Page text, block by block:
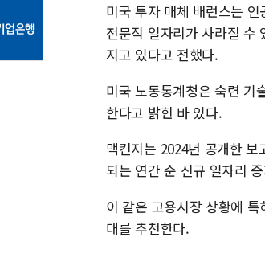
미국 투자 매체 배런스는
전문직 일자리가 사라질 수
지고 있다고 전했다.
미국 노동통계청은 숙련 기
한다고 밝힌 바 있다.
맥킨지는 2024년 공개한
되는 연간 순 신규 일자리
이 같은 고용시장 상황에
대를 추천한다.